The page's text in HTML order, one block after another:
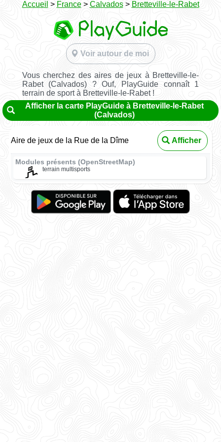
Accueil > France> Calvados> Bretteville-le-Rabet
Voir autour de moi
Vous cherchez des aires de jeux à Bretteville-le-
Rabet (Calvados) ? Ouf, PlayGuide connaît 1
terrain de sport à Bretteville-le-Rabet !
Afficher la carte PlayGuide à Bretteville-le-Rabet
(Calvados)
Aire de jeux de la Rue de la Dîme Afficher
Modules présents (OpenStreetMap)
terrain multisports